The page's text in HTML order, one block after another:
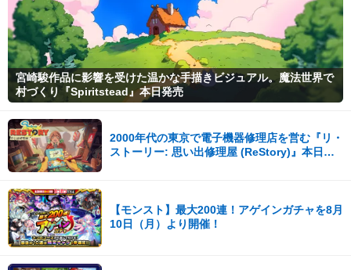
宮崎駿作品に影響を受けた温かな手描きビジュアル。魔法世界で
村づくり『Spiritstead』本日発売
2000年代の東京で電子機器修理店を営む『リ・
ストーリー: 思い出修理屋 (ReStory)』本日
【モンスト】最大200連！アゲインガチャを8月
10日（月）より開催！